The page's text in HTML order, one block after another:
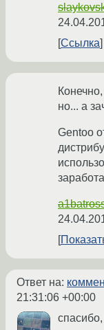
Ссылка
но... а
Gentoo
Ответ на:
21:31:06 +00:00